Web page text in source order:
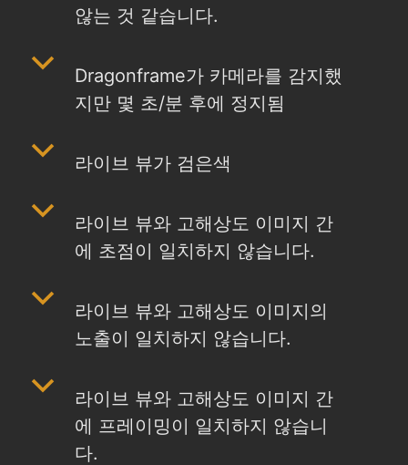
않는 것 같습니다.
b
Dragonframe가 카메라를 감지했
지만 몇 초/분 후에 정지됨
b 라이브 뷰가 검은색
b
라이브 뷰와 고해상도 이미지 간
에 초점이 일치하지 않습니다.
b
라이브 뷰와 고해상도 이미지의
노출이 일치하지 않습니다.
b
라이브 뷰와 고해상도 이미지 간
에 프레이밍이 일치하지 않습니
다.